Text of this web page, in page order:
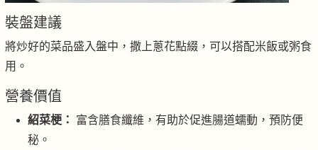
裝盤建議
將炒好的菜品盛入盤中，撒上蔥花點綴，可以搭配米飯或粥食
用。
營養價值
紹菜梗：
富含膳食纖維，有助於促進腸道蠕動，預防便
秘。